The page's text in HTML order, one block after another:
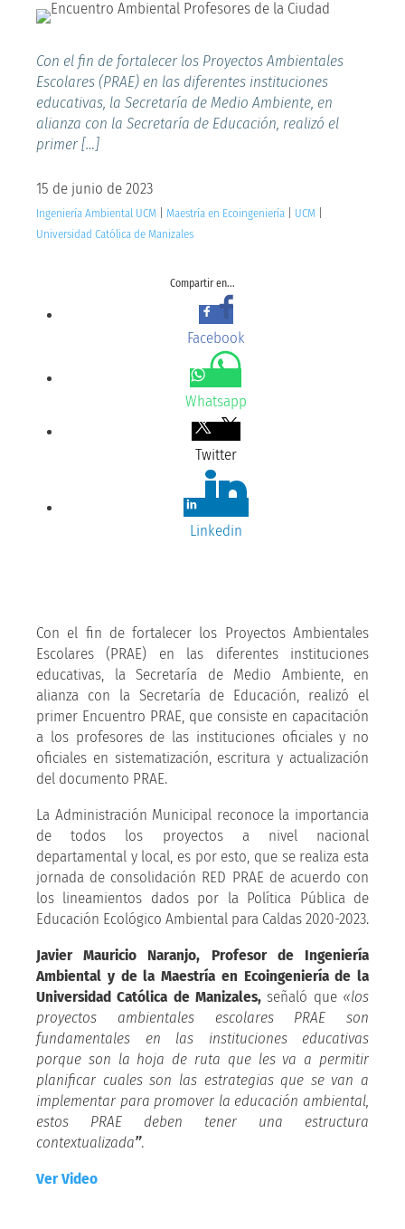
Con el fin de fortalecer los Proyectos Ambientales
Escolares (PRAE) en las diferentes instituciones
educativas, la Secretaría de Medio Ambiente, en
alianza con la Secretaría de Educación, realizó el
primer […]
15 de junio de 2023
Ingeniería Ambiental UCM Maestría en Ecoingeniería UCM
Universidad Católica de Manizales
Compartir en...
Facebook
Whatsapp
Twitter
Linkedin
Con el fin de fortalecer los Proyectos Ambientales
Escolares (PRAE) en las diferentes instituciones
educativas, la Secretaría de Medio Ambiente, en
alianza con la Secretaría de Educación, realizó el
primer Encuentro PRAE, que consiste en capacitación
a los profesores de las instituciones oficiales y no
oficiales en sistematización, escritura y actualización
del documento PRAE.
La Administración Municipal reconoce la importancia
de todos los proyectos a nivel nacional
departamental y local, es por esto, que se realiza esta
jornada de consolidación RED PRAE de acuerdo con
los lineamientos dados por la Política Pública de
Educación Ecológico Ambiental para Caldas 2020-2023.
Javier Mauricio Naranjo, Profesor de Ingeniería
Ambiental y de la Maestría en Ecoingeniería de la
Universidad Católica de Manizales, señaló que «los
proyectos ambientales escolares PRAE son
fundamentales en las instituciones educativas
porque son la hoja de ruta que les va a permitir
planificar cuales son las estrategias que se van a
implementar para promover la educación ambiental,
estos PRAE deben tener una estructura
contextualizada”.
Ver Video